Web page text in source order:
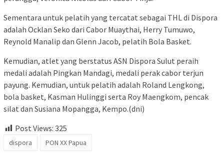
Sementara untuk pelatih yang tercatat sebagai THL di Dispora
adalah Ocklan Seko dari Cabor Muaythai, Herry Tumuwo,
Reynold Manalip dan Glenn Jacob, pelatih Bola Basket.
Kemudian, atlet yang berstatus ASN Dispora Sulut peraih
medali adalah Pingkan Mandagi, medali perak cabor terjun
payung. Kemudian, untuk pelatih adalah Roland Lengkong,
bola basket, Kasman Hulinggi serta Roy Maengkom, pencak
silat dan Susiana Mopangga, Kempo.(dni)
Post Views: 325
dispora PON XX Papua